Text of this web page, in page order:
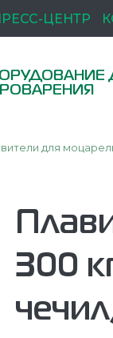
ЦЕНТР
для
300